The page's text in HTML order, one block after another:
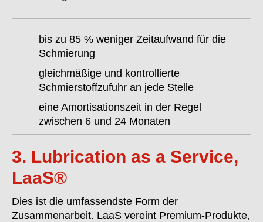
bis zu 85 % weniger Zeitaufwand für die
Schmierung
gleichmäßige und kontrollierte
Schmierstoffzufuhr an jede Stelle
eine Amortisationszeit in der Regel
zwischen 6 und 24 Monaten
3. Lubrication as a Service,
LaaS®
Dies ist die umfassendste Form der
Zusammenarbeit. LaaS vereint Premium-Produkte,